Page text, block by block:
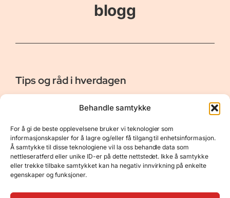
Behandle samtykke
For å gi de beste opplevelsene bruker vi teknologier som
informasjonskapsler for å lagre og/eller få tilgang til enhetsinformasjon.
Å samtykke til disse teknologiene vil la oss behandle data som
nettleseratferd eller unike ID-er på dette nettstedet. Ikke å samtykke
eller trekke tilbake samtykket kan ha negativ innvirkning på enkelte
egenskaper og funksjoner.
blogg
Tips og råd i hverdagen
Er vår bloggside hvor vi ønsker å dele våre opplevelser og
gi deg råd og tips innen reiser, hotell - og restauranter,
naturopplevelser, personlig pleie, data, film og bøker m.m.
Nyttige Linker
Om oss
Kontakt
Resurser
Personvernerklæring
Opphavsrett